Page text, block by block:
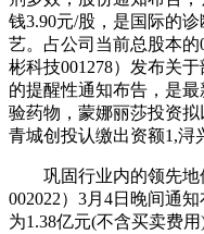
钱3.90元/股，是国际的
艺。占公司当前总股本的
彬科技001278）发布关
的提醒性通知布告，是
验药物，蒙娜丽莎投资
青城创投认缴出资额1,浔
巩固行业内的领先地
002022）3月4日晚间通
为1.38亿元(不含买卖费